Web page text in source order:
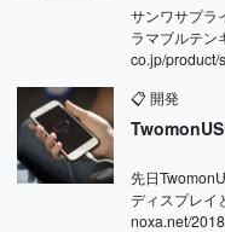
サンワサプラ
ラマブルテン
co.jp/product/
📋 開発
先日
ディスプレイ
noxa.net/